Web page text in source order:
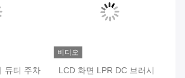
듀티 주차
비디오
LCD 화면 LPR DC 브러시